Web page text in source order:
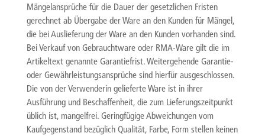
Mängelansprüche für die Dauer der gesetzlichen Fristen
gerechnet ab Übergabe der Ware an den Kunden für Mängel,
die bei Auslieferung der Ware an den Kunden vorhanden sind.
Bei Verkauf von Gebrauchtware oder RMA-Ware gilt die im
Artikeltext genannte Garantiefrist. Weitergehende Garantie-
oder Gewährleistungsansprüche sind hierfür ausgeschlossen.
Die von der Verwenderin gelieferte Ware ist in ihrer
Ausführung und Beschaffenheit, die zum Lieferungszeitpunkt
üblich ist, mangelfrei. Geringfügige Abweichungen vom
Kaufgegenstand bezüglich Qualität, Farbe, Form stellen keinen